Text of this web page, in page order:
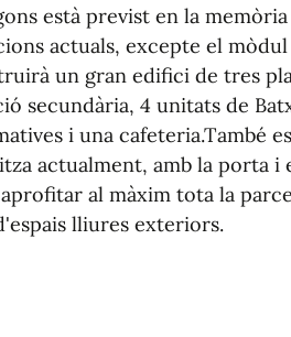
està previst en la
actuals, excepte el
un gran edifici de tres
secundària, 4 unitats de
i una cafeteria.També
actualment, amb la porta i
al màxim tota la
lliures exteriors.